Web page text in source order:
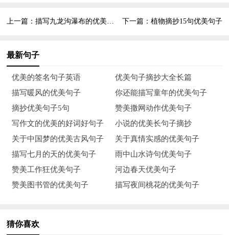
进取拼搏，获得事业成功，进而获得更高层次的幸福。
11、滚滚红尘，市井烟火。如我这般的平凡女子，在俗世里过
活，又怎能免俗？一年的劳碌奔波又开始了，这样也好，我竟没
有时间烦恼，也不必瞻前顾后。日子如水流向前方，看到路边的
12、即使是个平凡的人，也有足够的力量去关怀别人，因为他的
上一篇：描写九龙沟瀑布的优美句子 下一篇： 植物摘抄15句优美句子
最新句子
优美的签名句子英语
优美句子摘抄大全长篇
描写暖风的优美句子
你还能描写童年的优美句子
摘抄优美句子5句
赞美撒网动作优美句子
写作文的优美的好词好句子
小说的优美长句子摘抄
关于中国梦的优美古风句子
关于真情实感的优美句子
描写七月的天的优美句子
雨中山水诗句优美句子
赞美工作狂优美句子
河边春天优美句子
赞美图书管的优美句子
描写夜间桃花的优美句子
猜你喜欢